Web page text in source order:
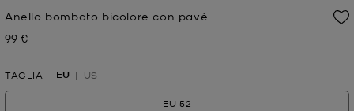
Anello bombato bicolore con pavé
Prezzo attuale
99 €
TAGLIA EU US
EU 52